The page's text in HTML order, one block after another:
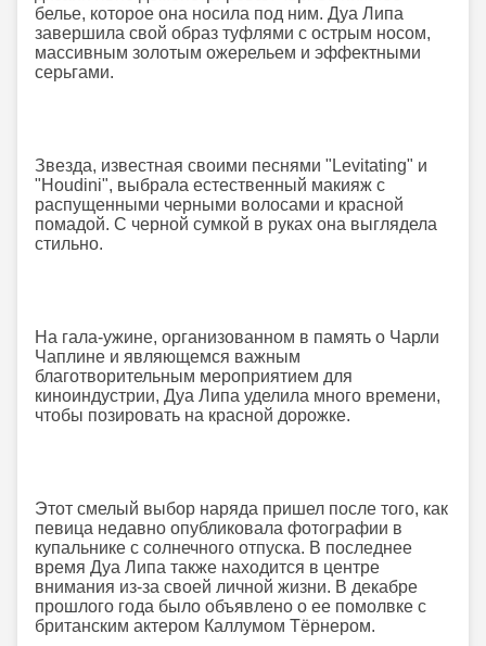
белье, которое она носила под ним. Дуа Липа
завершила свой образ туфлями с острым носом,
массивным золотым ожерельем и эффектными
серьгами.
Звезда, известная своими песнями "Levitating" и
"Houdini", выбрала естественный макияж с
распущенными черными волосами и красной
помадой. С черной сумкой в руках она выглядела
стильно.
На гала-ужине, организованном в память о Чарли
Чаплине и являющемся важным
благотворительным мероприятием для
киноиндустрии, Дуа Липа уделила много времени,
чтобы позировать на красной дорожке.
Этот смелый выбор наряда пришел после того, как
певица недавно опубликовала фотографии в
купальнике с солнечного отпуска. В последнее
время Дуа Липа также находится в центре
внимания из-за своей личной жизни. В декабре
прошлого года было объявлено о ее помолвке с
британским актером Каллумом Тёрнером.